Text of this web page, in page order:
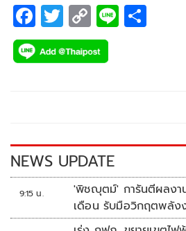
F
ac
e
k
T
wi
tt
C
o
p
k
Li
NEWS UPDATE
9:15 น.
'พิชญุตม์' การันตีผลงา
เดือน รับมือวิกฤตพลัง
ปาล์ม พุ่งต่อเนื่อง พร้